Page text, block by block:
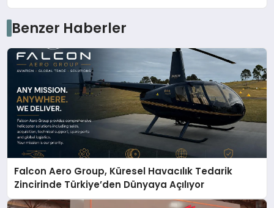
Benzer Haberler
Falcon Aero Group, Küresel Havacılık Tedarik
Zincirinde Türkiye’den Dünyaya Açılıyor